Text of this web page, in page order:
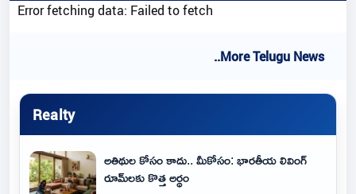
Error fetching data: Failed to fetch
..More Telugu News
Realty
అతిథుల కోసం కాదు.. మీకోసం: భారతీయ లివింగ్
రూమ్‌లకు కొత్త అర్థం